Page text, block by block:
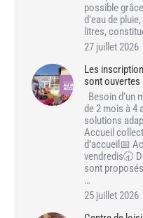
possible
d’eau de
litres,
27 juillet 2026
Les
sont ouvertes
Besoin d’un
de 2 mois à 4
solutions
Accueil
d’accueil📅
vendredis🕣
sont
…
25 juillet 2026